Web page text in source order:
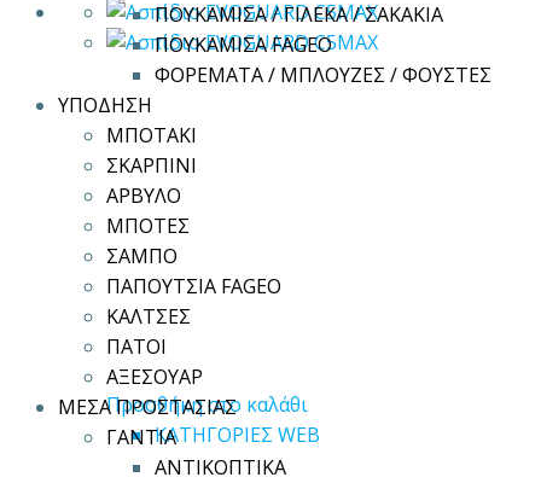
ΠΟΥΚΑΜΙΣΑ / ΓΙΛΕΚΑ / ΣΑΚΑΚΙΑ
ΠΟΥΚΑΜΙΣΑ FAGEO
ΦΟΡΕΜΑΤΑ / ΜΠΛΟΥΖΕΣ / ΦΟΥΣΤΕΣ
ΥΠΟΔΗΣΗ
ΜΠΟΤΑΚΙ
ΣΚΑΡΠΙΝΙ
ΑΡΒΥΛΟ
ΜΠΟΤΕΣ
ΣΑΜΠΟ
ΠΑΠΟΥΤΣΙΑ FAGEO
ΚΑΛΤΣΕΣ
ΠΑΤΟΙ
ΑΞΕΣΟΥΑΡ
ΜΕΣΑ ΠΡΟΣΤΑΣΙΑΣ
ΓΑΝΤΙΑ
ΑΝΤΙΚΟΠΤΙΚΑ
Προσθήκη στο καλάθι
ΚΑΤΗΓΟΡΙΕΣ WEB